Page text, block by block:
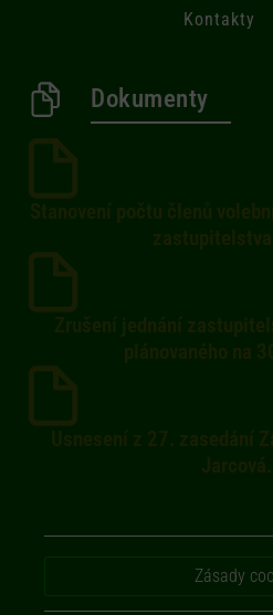
Kontakty
Dokumenty
Zásady